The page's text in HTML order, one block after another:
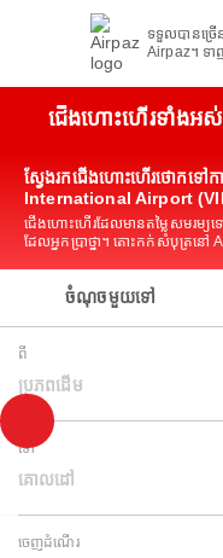
ទទួលបានច្រើ
Airpaz។ ទ
ជើងហោះហើរទាំងអស់
ស្វែងរកជើងហោះហើរថោកទៅ
International Airport
ជើងហោះហើរដែលមានតម្លៃសមរម្យ
ដែលអ្នកប្រាថ្នា។ តោះកក់សំបុត្រនៅ
ចំណុចមួយទៅ
ពី
ប្រភពដើម
ទៅ
គោលដៅ
ចេញដំណើរ